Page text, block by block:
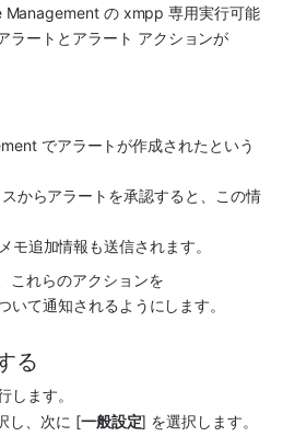
Management の xmpp 専用実行可能
ラートとアラート アクションが
でアラートが作成されたという
からアラートを承認すると、この情
追加情報も送信されます。
いて通知されるようにします。
る
します。
し、次に [一般設定] を選択します。